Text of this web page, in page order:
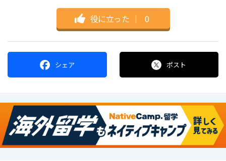
役に立った ｜ 0
シェア ポスト